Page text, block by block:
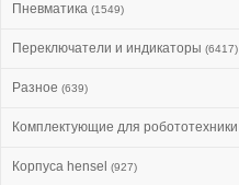
Пневматика (1549)
Переключатели и индикаторы (6417)
Разное (639)
Комплектующие для робототехники
Корпуса hensel (927)